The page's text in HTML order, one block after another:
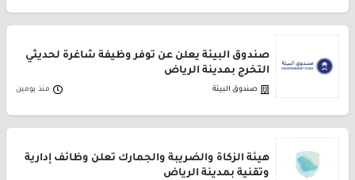
صندوق البيئة يعلن عن توفر وظيفة شاغرة لحديثي
التخرج بمدينة الرياض
صندوق البيئة منذ يومين
هيئة الزكاة والضريبة والجمارك تعلن وظائف إدارية
وتقنية بمدينة الرياض